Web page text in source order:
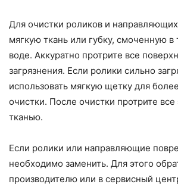
Для очистки роликов и
мягкую ткань или губку, смоченную
воде. Аккуратно протрите все
загрязнения. Если ролики сильно
использовать мягкую щетку для
очистки. После очистки протрите
тканью.
Если ролики или направляющие
необходимо заменить. Для этого
производителю или в сервисный